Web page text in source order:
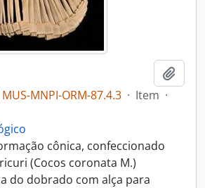
MUS-MNPI-ORM-87.4.3 · Item ·
cônica, confeccionado
(Cocos coronata M.)
do dobrado com alça para